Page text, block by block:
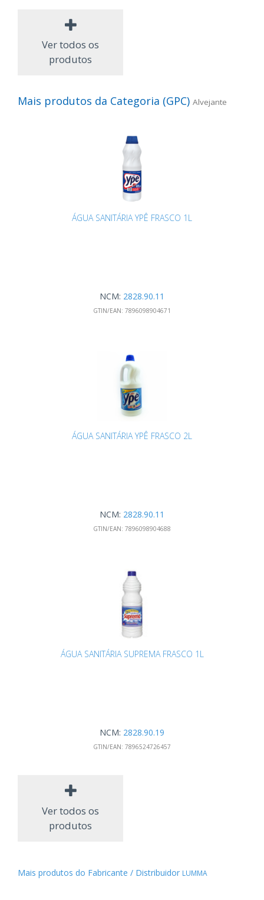
Ver todos os
produtos
Mais produtos da Categoria (GPC) Alvejante
ÁGUA SANITÁRIA YPÊ FRASCO 1L
NCM: 2828.90.11
GTIN/EAN: 7896098904671
ÁGUA SANITÁRIA YPÊ FRASCO 2L
NCM: 2828.90.11
GTIN/EAN: 7896098904688
ÁGUA SANITÁRIA SUPREMA FRASCO 1L
NCM: 2828.90.19
GTIN/EAN: 7896524726457
Ver todos os
produtos
Mais produtos do Fabricante / Distribuidor LUMMA